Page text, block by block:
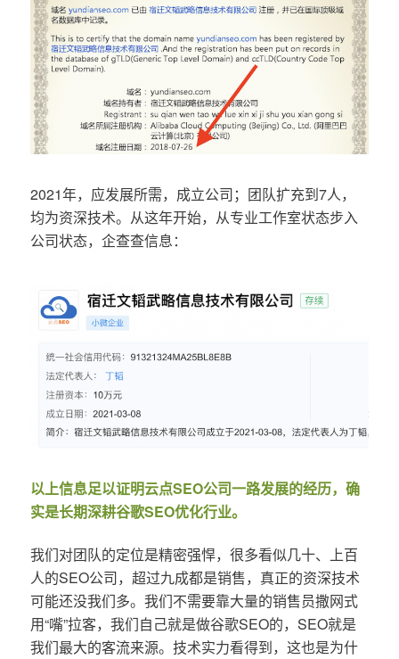
2021年，应发展所需，成立公司；团队扩充到7人，
均为资深技术。从这年开始，从专业工作室状态步入
公司状态，企查查信息：
以上信息足以证明云点SEO公司一路发展的经历，确
实是长期深耕谷歌SEO优化行业。
我们对团队的定位是精密强悍，很多看似几十、上百
人的SEO公司，超过九成都是销售，真正的资深技术
可能还没我们多。我们不需要靠大量的销售员撒网式
用“嘴”拉客，我们自己就是做谷歌SEO的，SEO就是
我们最大的客流来源。技术实力看得到，这也是为什